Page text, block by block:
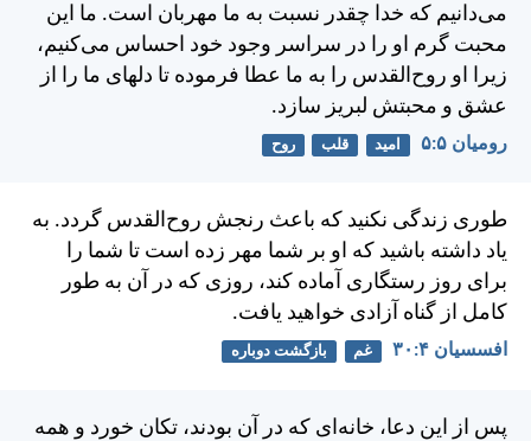
می‌دانيم كه خدا چقدر نسبت به ما مهربان است. ما اين
محبت گرم او را در سراسر وجود خود احساس می‌كنيم،
زيرا او روح‌القدس را به ما عطا فرموده تا دلهای ما را از
عشق و محبتش لبريز سازد.
رومیان ۵:‏۵ امید قلب روح
طوری زندگی نكنيد كه باعث رنجش روح‌القدس گردد. به
ياد داشته باشيد كه او بر شما مهر زده است تا شما را
برای روز رستگاری آماده كند، روزی كه در آن به طور
كامل از گناه آزادی خواهيد يافت.
افسسیان ۴:‏۳۰ غم بازگشت دوباره
پس از اين دعا، خانه‌ای كه در آن بودند، تكان خورد و همه